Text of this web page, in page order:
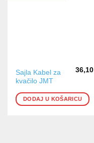
Sajla Kabel za
kvačilo JMT
36,10
DODAJ U KOŠARICU